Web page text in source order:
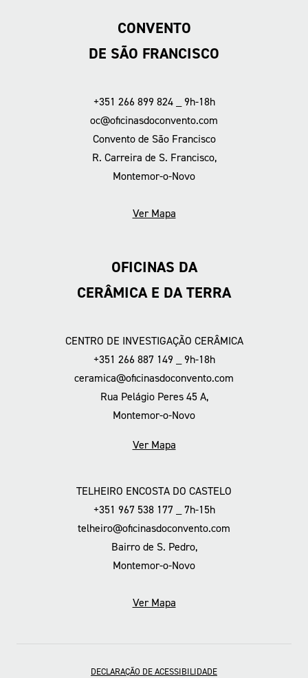
CONVENTO
DE SÃO FRANCISCO
+351 266 899 824 _ 9h-18h
oc@oficinasdoconvento.com
Convento de São Francisco
R. Carreira de S. Francisco,
Montemor-o-Novo
Ver Mapa
OFICINAS DA
CERÂMICA E DA TERRA
CENTRO DE INVESTIGAÇÃO CERÂMICA
+351 266 887 149 _ 9h-18h
ceramica@oficinasdoconvento.com
Rua Pelágio Peres 45 A,
Montemor-o-Novo
Ver Mapa
TELHEIRO ENCOSTA DO CASTELO
+351 967 538 177 _ 7h-15h
telheiro@oficinasdoconvento.com
Bairro de S. Pedro,
Montemor-o-Novo
Ver Mapa
DECLARAÇÃO DE ACESSIBILIDADE